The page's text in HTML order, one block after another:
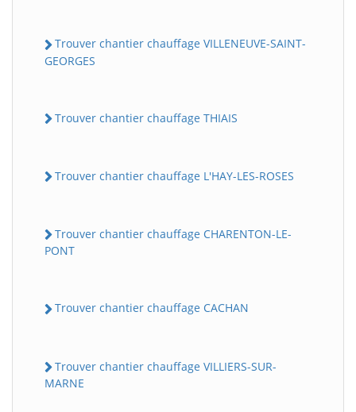
Trouver chantier chauffage VILLENEUVE-SAINT-
GEORGES
Trouver chantier chauffage THIAIS
Trouver chantier chauffage L'HAY-LES-ROSES
Trouver chantier chauffage CHARENTON-LE-
PONT
Trouver chantier chauffage CACHAN
Trouver chantier chauffage VILLIERS-SUR-
MARNE